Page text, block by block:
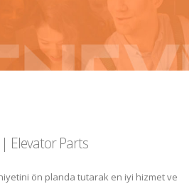
Elevator Parts
ön planda tutarak en iyi hizmet ve